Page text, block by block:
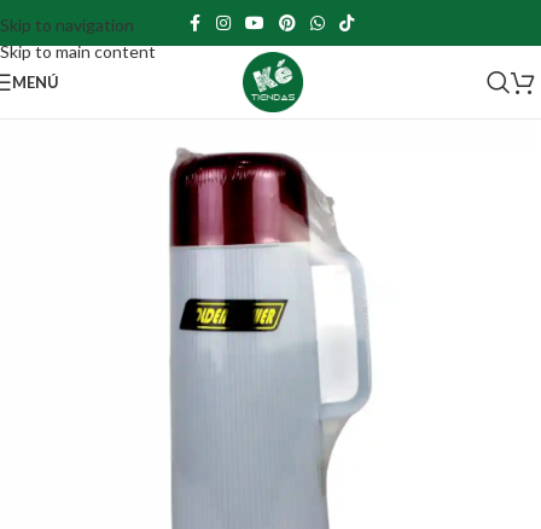
Skip to navigation
Skip to main content
MENÚ